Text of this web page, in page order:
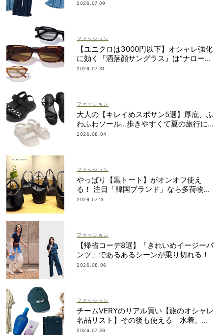
2026.07.09
ファッション
【ユニクロは3000円以下】オシャレ強化
に効く『洒落顔サングラス』は“ナローフ
ォルム”が最旬！
2026.07.31
ファッション
大人の【キレイめスポサン5選】厚底、ふ
わふわソール…歩きやすくて夏の旅行に
も！
2026.08.04
ファッション
やっぱり【黒トート】がオンオフ使え
る！ 注目「韓国ブランド」なら多荷物派
もすっきり見え
2026.07.13
ファッション
【帰省コーデ8選】「きれいめイージーパ
ンツ」であるあるシーンが乗り切れる！
2026.08.06
ファッション
チームVERYのリアル買い【旅のオシャレ
名品リスト】その後も使える「水着、バ
ッグ、UVアイテムetc.」！
2026.07.26